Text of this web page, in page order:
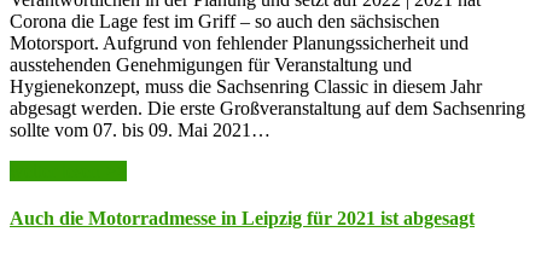
Corona die Lage fest im Griff – so auch den sächsischen
Motorsport. Aufgrund von fehlender Planungssicherheit und
ausstehenden Genehmigungen für Veranstaltung und
Hygienekonzept, muss die Sachsenring Classic in diesem Jahr
abgesagt werden. Die erste Großveranstaltung auf dem Sachsenring
sollte vom 07. bis 09. Mai 2021…
Auch die Motorradmesse in Leipzig für 2021 ist abgesagt